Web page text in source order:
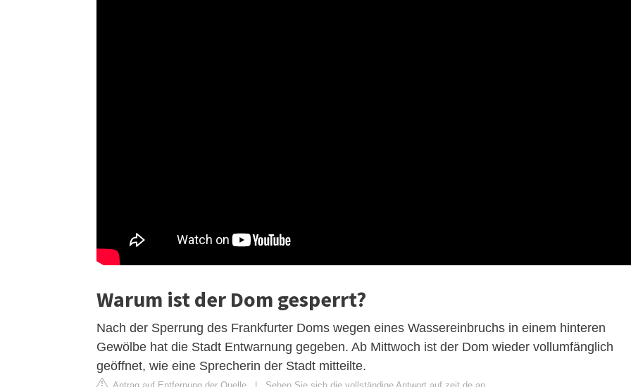
Warum ist der Dom gesperrt?
Nach der Sperrung des Frankfurter Doms wegen eines Wassereinbruchs in einem hinteren
Gewölbe hat die Stadt Entwarnung gegeben. Ab Mittwoch ist der Dom wieder vollumfänglich
geöffnet, wie eine Sprecherin der Stadt mitteilte.